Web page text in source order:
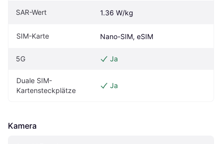
SAR-Wert 1.36 W/kg
SIM-Karte Nano-SIM, eSIM
5G Ja
Duale SIM-
Kartensteckplätze
Ja
Kamera